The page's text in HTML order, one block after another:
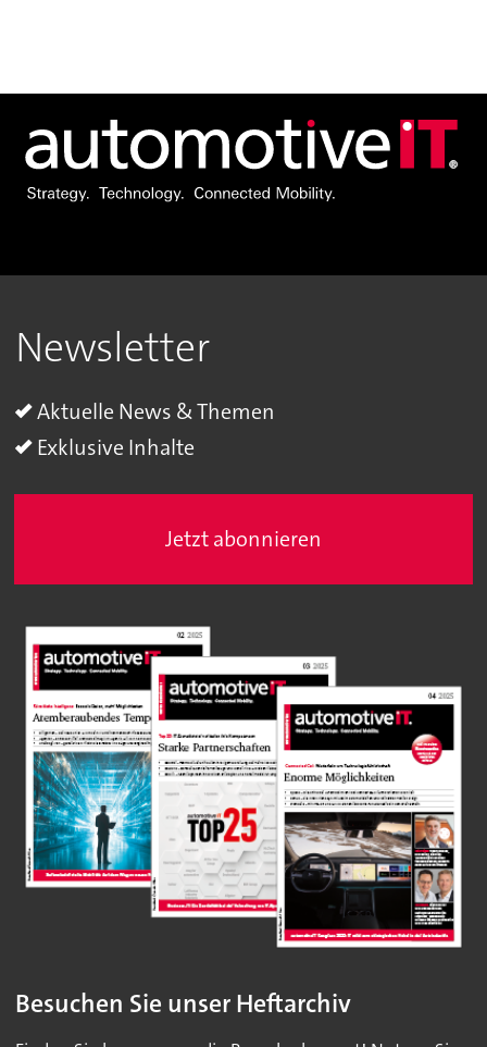
Newsletter
Aktuelle News & Themen
Exklusive Inhalte
Jetzt abonnieren
Besuchen Sie unser Heftarchiv